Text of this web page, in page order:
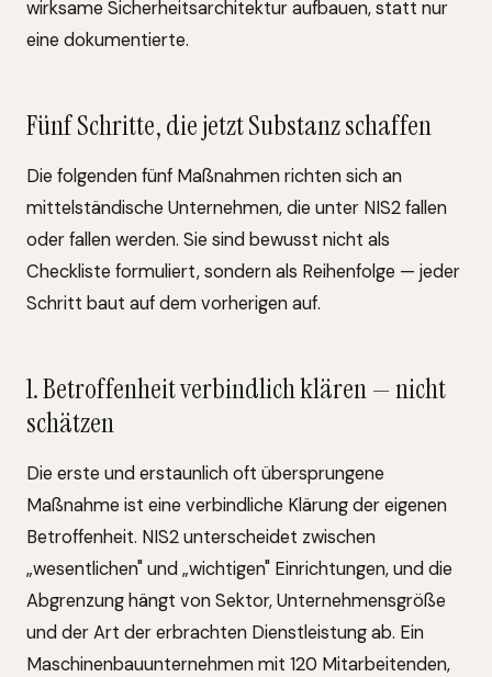
wirksame Sicherheitsarchitektur aufbauen, statt nur
eine dokumentierte.
Fünf Schritte, die jetzt Substanz schaffen
Die folgenden fünf Maßnahmen richten sich an
mittelständische Unternehmen, die unter NIS2 fallen
oder fallen werden. Sie sind bewusst nicht als
Checkliste formuliert, sondern als Reihenfolge — jeder
Schritt baut auf dem vorherigen auf.
1. Betroffenheit verbindlich klären — nicht
schätzen
Die erste und erstaunlich oft übersprungene
Maßnahme ist eine verbindliche Klärung der eigenen
Betroffenheit. NIS2 unterscheidet zwischen
„wesentlichen" und „wichtigen" Einrichtungen, und die
Abgrenzung hängt von Sektor, Unternehmensgröße
und der Art der erbrachten Dienstleistung ab. Ein
Maschinenbauunternehmen mit 120 Mitarbeitenden,